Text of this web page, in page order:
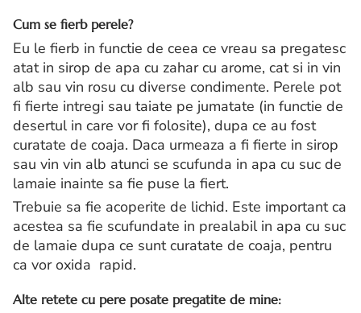
Cum se fierb perele?
Eu le fierb in functie de ceea ce vreau sa pregatesc
atat in sirop de apa cu zahar cu arome, cat si in vin
alb sau vin rosu cu diverse condimente. Perele pot
fi fierte intregi sau taiate pe jumatate (in functie de
desertul in care vor fi folosite), dupa ce au fost
curatate de coaja. Daca urmeaza a fi fierte in sirop
sau vin vin alb atunci se scufunda in apa cu suc de
lamaie inainte sa fie puse la fiert.
Trebuie sa fie acoperite de lichid. Este important ca
acestea sa fie scufundate in prealabil in apa cu suc
de lamaie dupa ce sunt curatate de coaja, pentru
ca vor oxida rapid.
Alte retete cu pere posate pregatite de mine: